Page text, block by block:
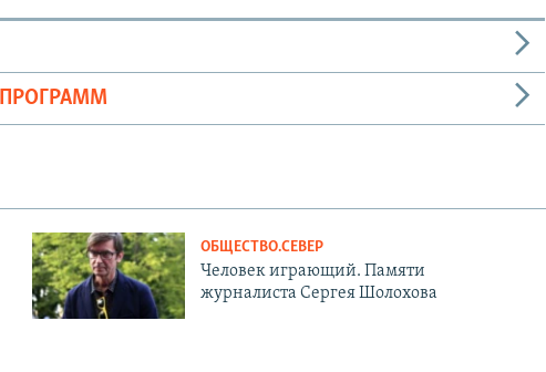
ОБЩЕСТВО.СЕВЕР
Человек играющий. Памяти
журналиста Сергея Шолохова